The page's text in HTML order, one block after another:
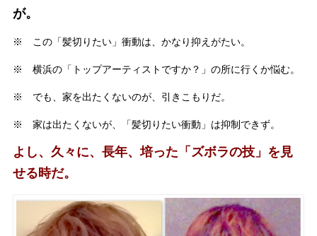
が。
※ この「髪切りたい」衝動は、かなり抑えがたい。
※ 横浜の「トップアーティストですか？」の所に行くか悩む。
※ でも、家を出たくないのが、引きこもりだ。
※ 家は出たくないが、「髪切りたい衝動」は抑制できず。
よし、久々に、長年、培った「ズボラの技」を見
せる時だ。